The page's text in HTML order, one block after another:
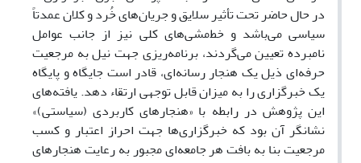
در حال حاضر تحت تأثیر سلایق و جریان‌های خُرد و کلان عمدتاً
سیاسی می‌باشد و خط‌مشی‌های کلی نیز از جانب عوامل
نامبرده تعیین می‌گردند، برنامه‌ریزی جهت نیل به مرجعیت
حرفه‌ای ذیل یک هنجار رسانه‌ای، قادر است جایگاه و پایگاه
یک خبرگزاری را به میزان قابل توجهی ارتقاء دهد. یافته‌های
این پژوهش در رابطه با «هنجارهای کاربردی (سیاستی)»
نشانگر آن بود که خبرگزاری‌ها جهت احراز اعتبار و کسب
مرجعیت بنا به بافت هر جامعه‌ای مجبور به رعایت هنجارهای